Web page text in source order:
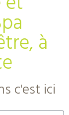
à
c'est ici